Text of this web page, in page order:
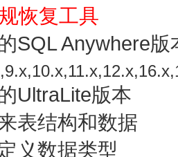
恢复工具
SQL Anywhere
UltraLite版本
表结构和数据
义数据类型